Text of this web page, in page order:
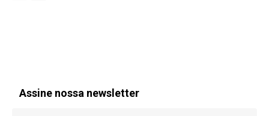
Assine nossa newsletter